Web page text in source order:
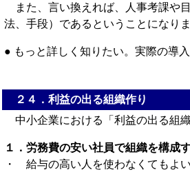
また、言い換えれば、人事考課や
法、手段）であるということになり
● もっと詳しく知りたい。実際の
２４．利益の出る組織作り
中小企業における「利益の出る組
１．労務費の安い社員で組織を構成
・ 給与の高い人を使わなくてもよ